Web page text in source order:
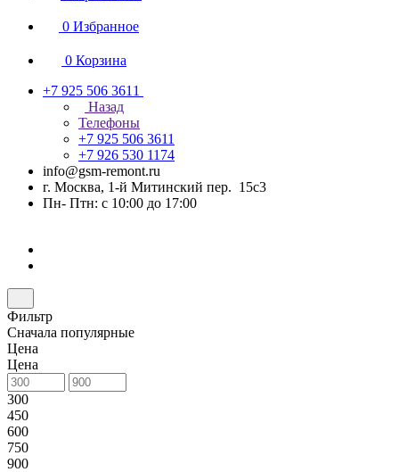
0 Избранное
0 Корзина
+7 925 506 3611
Назад
Телефоны
+7 925 506 3611
+7 926 530 1174
info@gsm-remont.ru
г. Москва, 1-й Митинский пер. 15с3
Пн- Птн: с 10:00 до 17:00
Фильтр
Сначала популярные
Цена
Цена
300
450
600
750
900